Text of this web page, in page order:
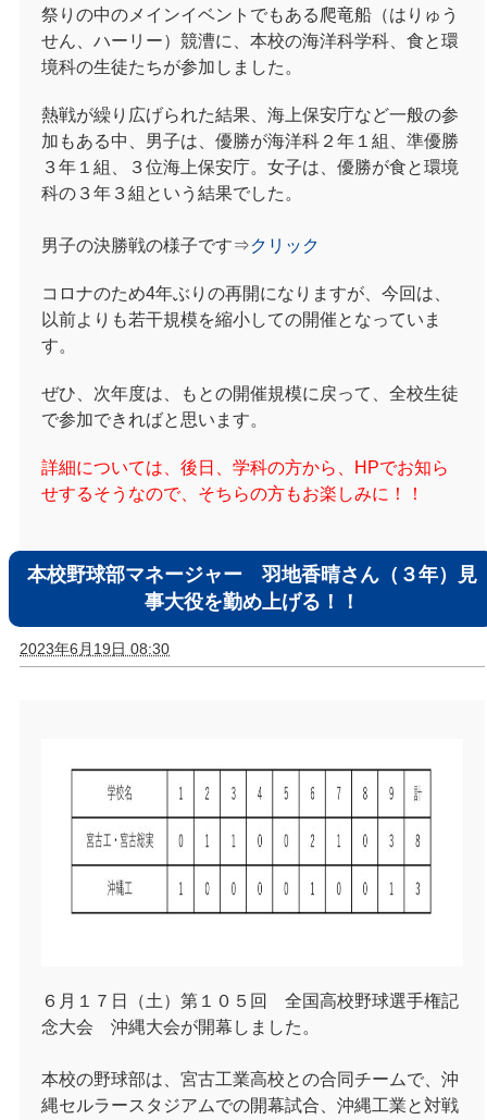
祭りの中のメインイベントでもある爬竜船（はりゅう
せん、ハーリー）競漕に、本校の海洋科学科、食と環
境科の生徒たちが参加しました。
熱戦が繰り広げられた結果、海上保安庁など一般の参
加もある中、男子は、優勝が海洋科２年１組、準優勝
３年１組、３位海上保安庁。女子は、優勝が食と環境
科の３年３組という結果でした。
男子の決勝戦の様子です⇒クリック
コロナのため4年ぶりの再開になりますが、今回は、
以前よりも若干規模を縮小しての開催となっていま
す。
ぜひ、次年度は、もとの開催規模に戻って、全校生徒
で参加できればと思います。
詳細については、後日、学科の方から、HPでお知ら
せするそうなので、そちらの方もお楽しみに！！
本校野球部マネージャー 羽地香晴さん（３年）見
事大役を勤め上げる！！
2023年6月19日 08:30
６月１７日（土）第１０５回 全国高校野球選手権記
念大会 沖縄大会が開幕しました。
本校の野球部は、宮古工業高校との合同チームで、沖
縄セルラースタジアムでの開幕試合、沖縄工業と対戦